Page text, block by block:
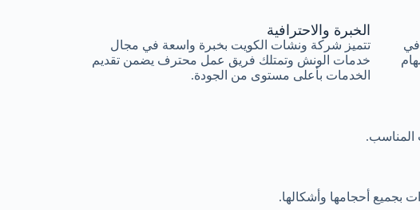
الخبرة والاحترافية
تتميز شركة ونشات الكويت بخبرة واسعة في مجال
خدمات الونش وتمتلك فريق عمل محترف يضمن تقديم
الخدمات بأعلى مستوى من الجودة.
في
المناسب.
أحجامها وأشكالها.